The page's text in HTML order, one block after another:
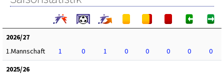
2026/27
1.Mannschaft
1 0 1 0 0 0 0
0
2025/26